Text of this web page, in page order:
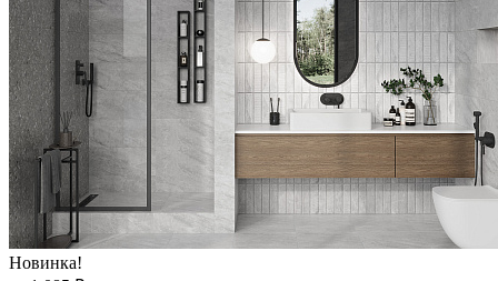
Новинка!